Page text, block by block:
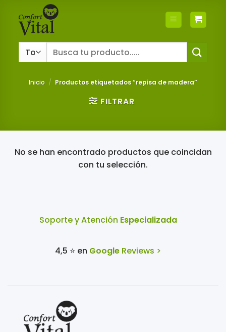
contenido
Buscar
Inicio / Productos etiquetados “repisa de madera”
FILTRAR
No se han encontrado productos que coincidan
con tu selección.
Soporte y Atención Especializada
4,5 ⭐ en Google Reviews >